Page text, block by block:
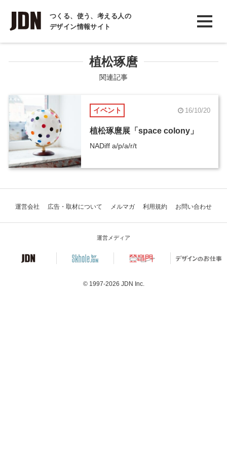
つくる、使う、考える人の
デザイン情報サイト
INTERVIEW
インタビュー
COLUMN
コラム
植松琢麿
関連記事
イベント 16/10/20
植松琢麿展「space colony」
NADiff a/p/a/r/t
運営会社 広告・取材について メルマガ 利用規約 お問い合わせ
運営メディア
© 1997-2026 JDN Inc.